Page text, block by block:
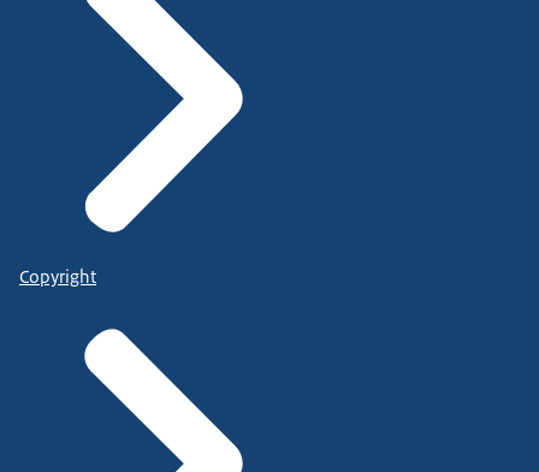
Copyright